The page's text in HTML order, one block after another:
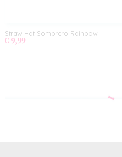
Straw Hat Sombrero Rainbow
€ 9,99